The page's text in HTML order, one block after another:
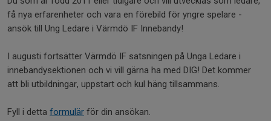
få nya erfarenheter och vara en förebild för yngre spelare -
ansök till Ung Ledare i Värmdö IF Innebandy!
I augusti fortsätter Värmdö IF satsningen på Unga Ledare i
innebandysektionen och vi vill gärna ha med DIG! Det kommer
att bli utbildningar, uppstart och kul häng tillsammans.
Fyll i detta formulär för din ansökan.